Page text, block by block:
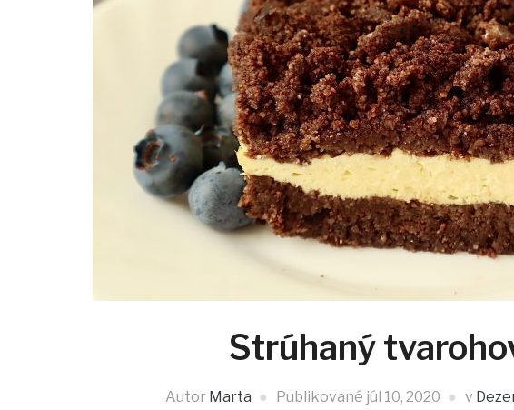
Strúhaný
Autor Marta Publikované júl 10, 2020 v